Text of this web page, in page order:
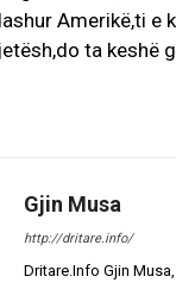
Amerikë,ti e
ta keshë
Gjin Musa
http://dritare.info/
Dritare.Info Gjin